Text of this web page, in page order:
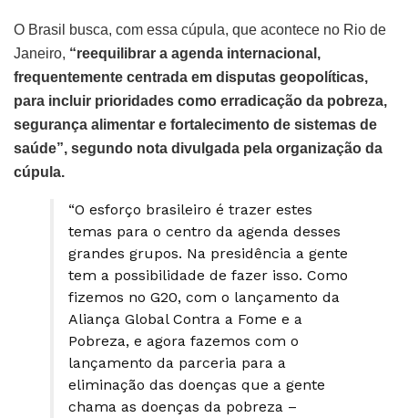
O Brasil busca, com essa cúpula, que acontece no Rio de
Janeiro, “reequilibrar a agenda internacional,
frequentemente centrada em disputas geopolíticas,
para incluir prioridades como erradicação da pobreza,
segurança alimentar e fortalecimento de sistemas de
saúde”, segundo nota divulgada pela organização da
cúpula.
“O esforço brasileiro é trazer estes
temas para o centro da agenda desses
grandes grupos. Na presidência a gente
tem a possibilidade de fazer isso. Como
fizemos no G20, com o lançamento da
Aliança Global Contra a Fome e a
Pobreza, e agora fazemos com o
lançamento da parceria para a
eliminação das doenças que a gente
chama as doenças da pobreza –